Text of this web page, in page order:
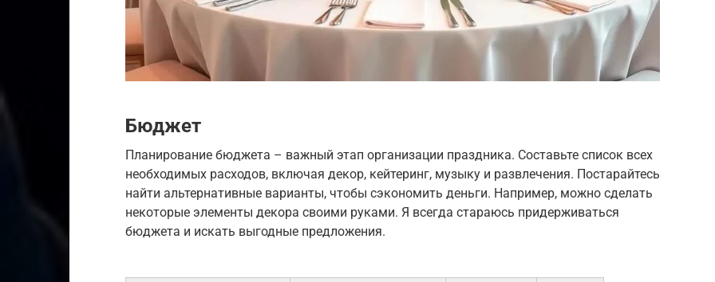
Бюджет
Планирование бюджета – важный этап организации праздника. Составьте список всех
необходимых расходов, включая декор, кейтеринг, музыку и развлечения. Постарайтесь
найти альтернативные варианты, чтобы сэкономить деньги. Например, можно сделать
некоторые элементы декора своими руками. Я всегда стараюсь придерживаться
бюджета и искать выгодные предложения.